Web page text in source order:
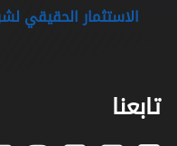
الاستثمار الحقيقي
تابعنا